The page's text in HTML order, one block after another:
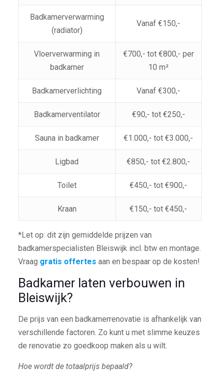
Badkamerverwarming
(radiator)
Vanaf €150,-
Vloerverwarming in
badkamer
€700,- tot €800,- per
10 m²
Badkamerverlichting Vanaf €300,-
Badkamerventilator €90,- tot €250,-
Sauna in badkamer €1.000,- tot €3.000,-
Ligbad €850,- tot €2.800,-
Toilet €450,- tot €900,-
Kraan €150,- tot €450,-
*Let op: dit zijn gemiddelde prijzen van
badkamerspecialisten Bleiswijk incl. btw en montage.
Vraag gratis offertes aan en bespaar op de kosten!
Badkamer laten verbouwen in
Bleiswijk?
De prijs van een badkamerrenovatie is afhankelijk van
verschillende factoren. Zo kunt u met slimme keuzes
de renovatie zo goedkoop maken als u wilt.
Hoe wordt de totaalprijs bepaald?